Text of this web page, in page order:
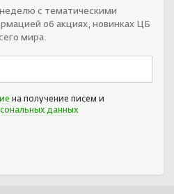
с тематическими
об акциях, новинках ЦБ
мира.
на получение писем и
данных